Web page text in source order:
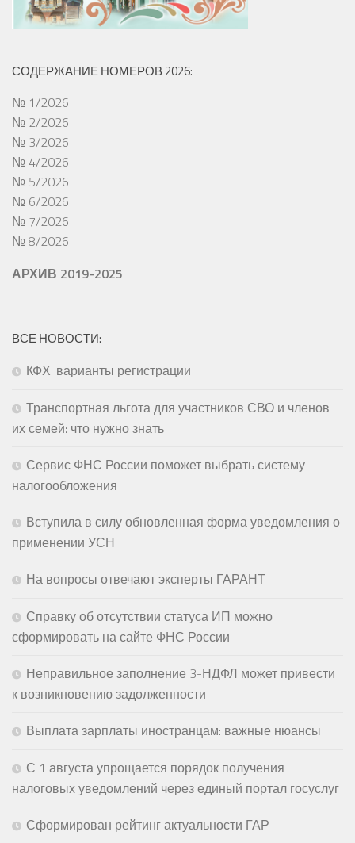
СОДЕРЖАНИЕ НОМЕРОВ 2026:
№ 1/2026
№ 2/2026
№ 3/2026
№ 4/2026
№ 5/2026
№ 6/2026
№ 7/2026
№ 8/2026
АРХИВ 2019-2025
ВСЕ НОВОСТИ:
КФХ: варианты регистрации
Транспортная льгота для участников СВО и членов
их семей: что нужно знать
Сервис ФНС России поможет выбрать систему
налогообложения
Вступила в силу обновленная форма уведомления о
применении УСН
На вопросы отвечают эксперты ГАРАНТ
Справку об отсутствии статуса ИП можно
сформировать на сайте ФНС России
Неправильное заполнение 3-НДФЛ может привести
к возникновению задолженности
Выплата зарплаты иностранцам: важные нюансы
С 1 августа упрощается порядок получения
налоговых уведомлений через единый портал госуслуг
Сформирован рейтинг актуальности ГАР